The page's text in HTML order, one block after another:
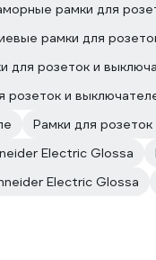
рамки для
рамки для
для розеток и
розеток и
Рамки для
Electric Glossa
Electric Glossa